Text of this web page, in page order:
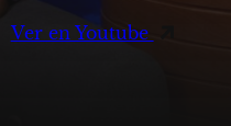
Ver en Youtube